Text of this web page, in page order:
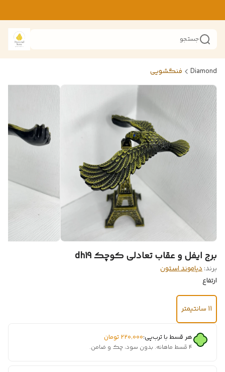
جستجو
Diamond فنگشویی
برج ایفل و عقاب تعادلی کوچک dh19
برند:دیاموند استون
ارتفاع
11 سانتیمتر
هر قسط با ترب‌پی:۲۲۰٬۰۰۰ تومان
۴ قسط ماهانه. بدون سود، چک و ضامن.